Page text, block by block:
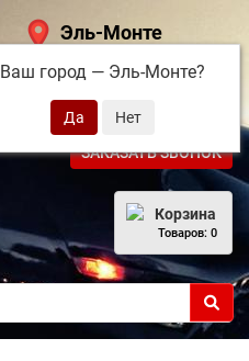
Эль-Монте
Ваш город — Эль-Монте?
+7 (495) 108-68-71
ЗАКАЗАТЬ ЗВОНОК
Корзина
Товаров: 0